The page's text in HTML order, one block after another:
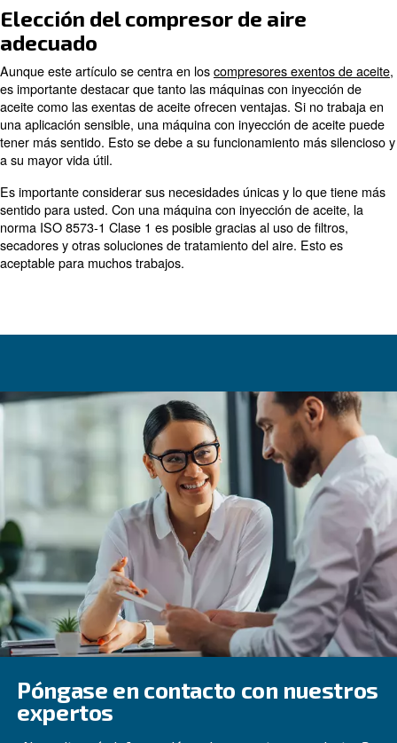
norma ISO 8573-1 Clase 1 es posible gracias al uso de
secadores y otras soluciones de tratamiento del aire.
aceptable para muchos trabajos.
¿Qué es la norma ISO 8573-1
La norma ISO 8573-1 Clase 0 define el másalto nivel
aire comprimido, lo que garantiza un riesgo cero de
por aceite. Es esencial para industrias como la
farmacéutica y electrónica, donde el aire limpio es
Elección del compresor de aire
adecuado
Aunque este artículo se centra en los
compresores
es importante destacar que tanto las máquinas con
aceite como las exentas de aceite ofrecen ventajas. Si
tener más sentido. Esto se debe a su funcionamiento
a su mayor vida útil.